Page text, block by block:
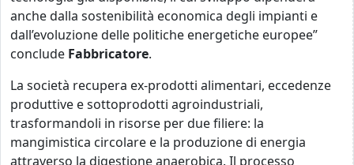
anche dalla sostenibilità economica degli impianti e
dall’evoluzione delle politiche energetiche europee”
conclude Fabbricatore.
La società recupera ex-prodotti alimentari, eccedenze
produttive e sottoprodotti agroindustriali,
trasformandoli in risorse per due filiere: la
mangimistica circolare e la produzione di energia
attraverso la digestione anaerobica. Il processo